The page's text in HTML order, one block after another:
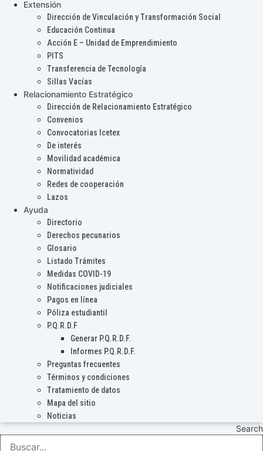
Extensión
Dirección de Vinculación y Transformación Social
Educación Continua
Acción E – Unidad de Emprendimiento
PITS
Transferencia de Tecnología
Sillas Vacías
Relacionamiento Estratégico
Dirección de Relacionamiento Estratégico
Convenios
Convocatorias Icetex
De interés
Movilidad académica
Normatividad
Redes de cooperación
Lazos
Ayuda
Directorio
Derechos pecunarios
Glosario
Listado Trámites
Medidas COVID-19
Notificaciones judiciales
Pagos en línea
Póliza estudiantil
P.Q.R.D.F
Generar P.Q.R.D.F.
Informes P.Q.R.D.F.
Preguntas frecuentes
Términos y condiciones
Tratamiento de datos
Mapa del sitio
Noticias
Search